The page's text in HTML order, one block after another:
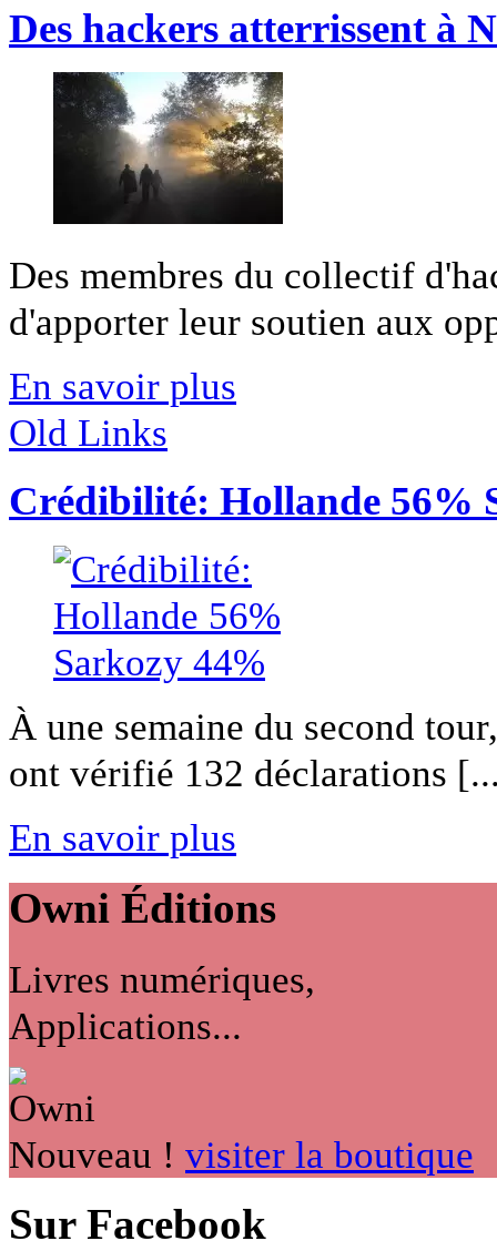
Des hackers atterrissent à
Des membres du collectif
d'apporter leur soutien aux
En savoir plus
Old Links
Crédibilité: Hollande 56%
À une semaine du second
ont vérifié 132 déclarations
En savoir plus
Owni Éditions
Livres numériques,
Applications...
Nouveau ! visiter la boutique
Sur Facebook